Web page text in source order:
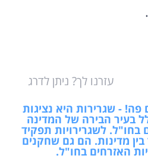
עזרנו לך? ניתן לדרג
פה! - שגרירות היא נציגות
בעיר הבירה של המדינה
בחו"ל. לשגרירויות תפקיד
מדינות. הם גם שחקנים
האזרחים בחו"ל.